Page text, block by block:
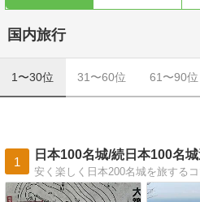
国内旅行
1〜30位 31〜60位 61〜90位
1
日本100名城/続日本100名
安く楽しく日本200名城を旅する